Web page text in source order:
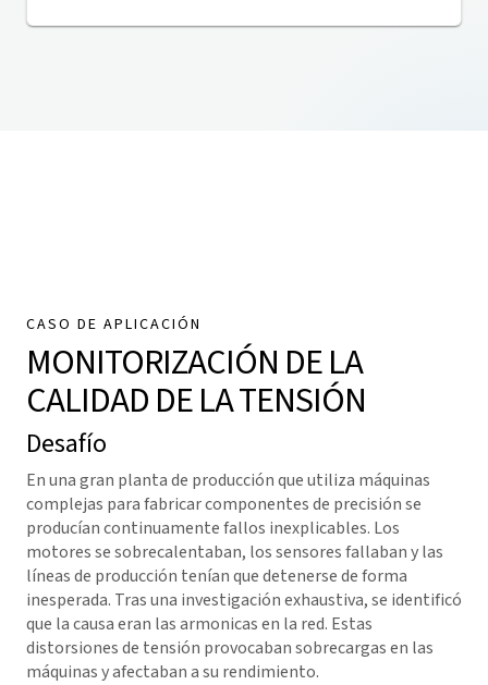
CASO DE APLICACIÓN
MONITORIZACIÓN DE LA
CALIDAD DE LA TENSIÓN
Desafío
En una gran planta de producción que utiliza máquinas
complejas para fabricar componentes de precisión se
producían continuamente fallos inexplicables. Los
motores se sobrecalentaban, los sensores fallaban y las
líneas de producción tenían que detenerse de forma
inesperada. Tras una investigación exhaustiva, se identificó
que la causa eran las armonicas en la red. Estas
distorsiones de tensión provocaban sobrecargas en las
máquinas y afectaban a su rendimiento.